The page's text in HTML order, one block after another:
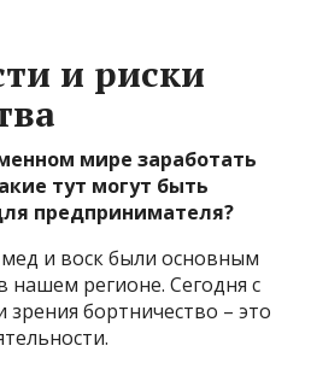
и риски
мире заработать
тут могут быть
предпринимателя?
и воск были основным
регионе. Сегодня с
бортничество – это